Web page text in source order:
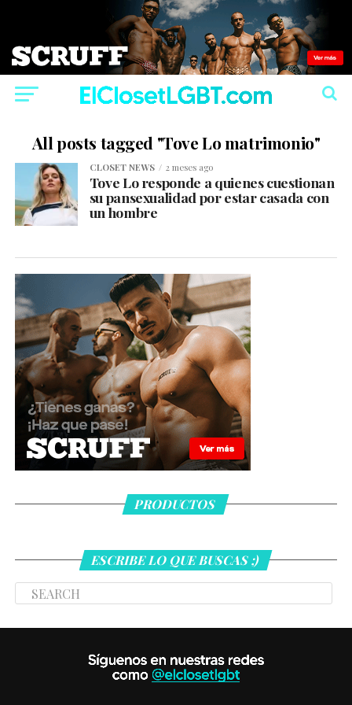
All posts tagged "Tove Lo matrimonio"
CLOSET NEWS 2 meses ago
Tove Lo responde a quienes cuestionan
su pansexualidad por estar casada con
un hombre
PRODUCTOS
ESCRIBE LO QUE BUSCAS ;)